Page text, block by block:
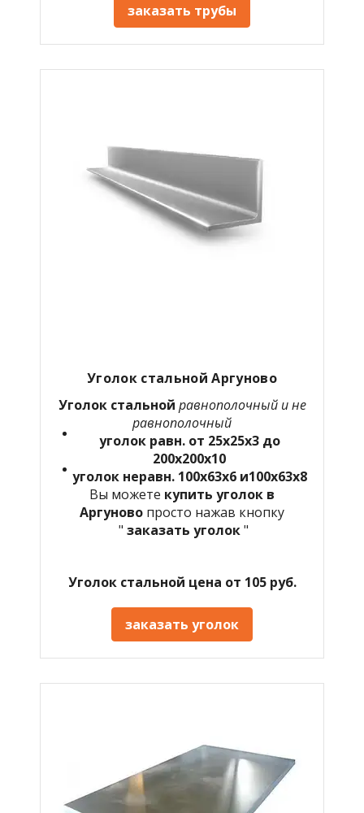
заказать трубы
Уголок стальной Аргуново
Уголок стальной равнополочный и не
равнополочный
уголок равн. от 25х25х3 до
200х200х10
уголок неравн. 100х63х6 и100х63х8
Вы можете купить уголок в
Аргуново просто нажав кнопку
" заказать уголок"
Уголок стальной цена от 105 руб.
заказать уголок